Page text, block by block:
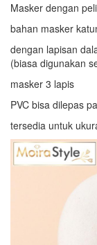
Masker dengan
bahan masker
dengan lapisan
(biasa digunakan
masker 3 lapis
PVC bisa dilepas
tersedia untuk